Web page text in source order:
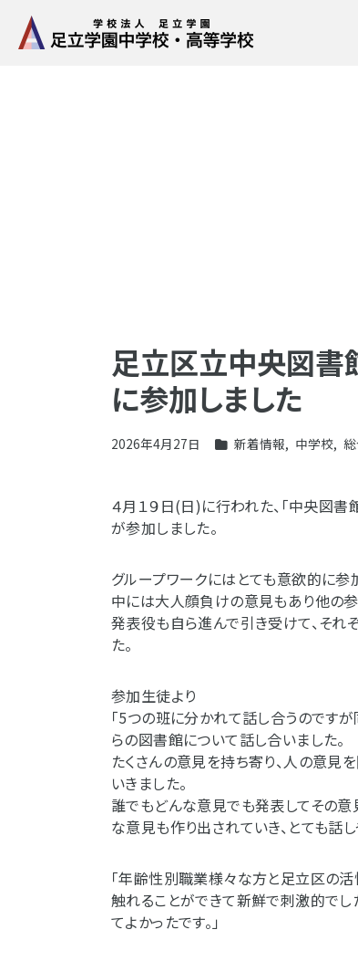
足立区立中央図書
に参加しました
2026年4月27日 新着情報, 中学校,
４月１９日(日)に行われた、「中央図書
が参加しました。
グループワークにはとても意欲的に参
中には大人顔負けの意見もあり他の
発表役も自ら進んで引き受けて、それ
た。
参加生徒より
「5つの班に分かれて話し合うのです
らの図書館について話し合いました。
たくさんの意見を持ち寄り、人の意見
いきました。
誰でもどんな意見でも発表してその
な意見も作り出されていき、とても話し
「年齢性別職業様々な方と足立区の
触れることができて新鮮で刺激的で
てよかったです。」